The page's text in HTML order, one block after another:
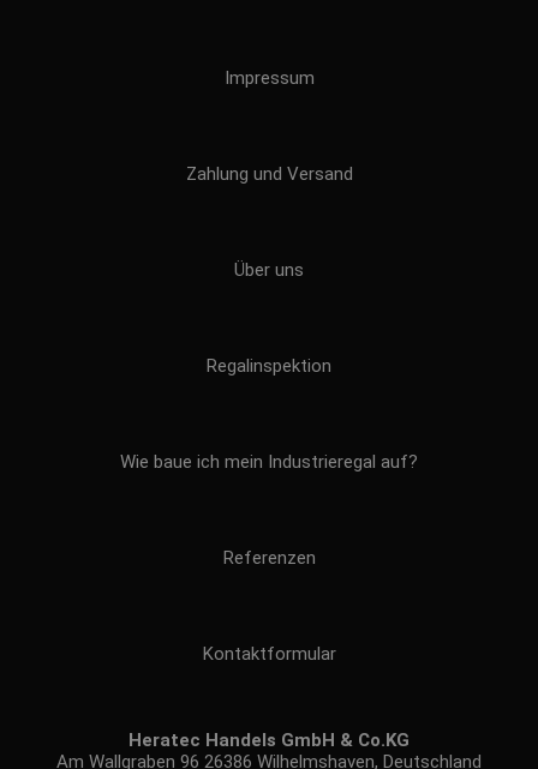
Impressum
Zahlung und Versand
Über uns
Regalinspektion
Wie baue ich mein Industrieregal auf?
Referenzen
Kontaktformular
Heratec Handels GmbH & Co.KG
Am Wallgraben 96 26386 Wilhelmshaven, Deutschland